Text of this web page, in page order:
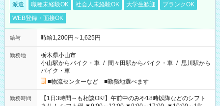
派遣 職種未経験OK 社会人未経験OK 大学生歓迎
ブランクOK
WEB登録・面接OK
給与 時給1,200円～1,625円
勤務地
栃木県小山市
小山駅からバイク・車 / 間々田駅からバイク・車 / 思川駅から
バイク・車
■物流センターなど ■勤務地選べます
勤務時間
【1日3時間～も相談OK!】午前中のみや18時以降などのシフト